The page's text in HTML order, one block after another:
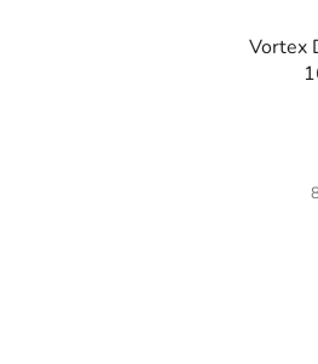
Vortex